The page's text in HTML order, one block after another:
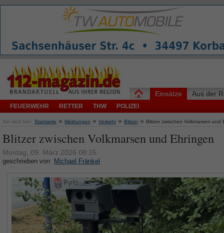
Einsätze
FEUERWEHR RETTER THW POLIZEI
Aus der
Sie sind hier: Startseite » Meldungen » Verkehr » Blitzer » Blitzer zwischen Volkmarsen und
Blitzer zwischen Volkmarsen und Ehringen
Montag, 09. März 2026 08:25
geschrieben von Michael Fränkel